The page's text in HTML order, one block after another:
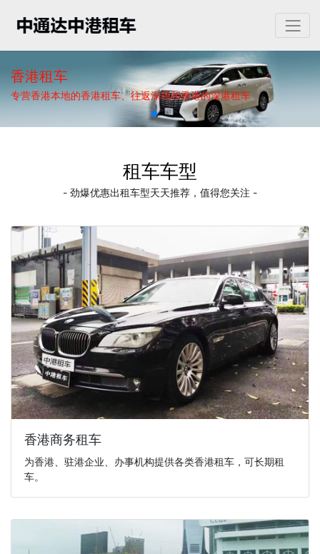
香港租车
专营香港本地的香港租车、往返深圳和香港的深港租车
租车车型
- 劲爆优惠出租车型天天推荐，值得您关注 -
香港商务租车
为香港、驻港企业、办事机构提供各类香港租车，可长期租
车。